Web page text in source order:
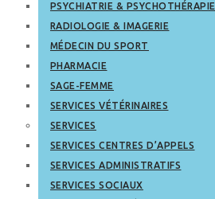
PSYCHIATRIE & PSYCHOTHÉRAPIE
RADIOLOGIE & IMAGERIE
MÉDECIN DU SPORT
PHARMACIE
SAGE-FEMME
SERVICES VÉTÉRINAIRES
SERVICES
SERVICES CENTRES D’APPELS
SERVICES ADMINISTRATIFS
SERVICES SOCIAUX